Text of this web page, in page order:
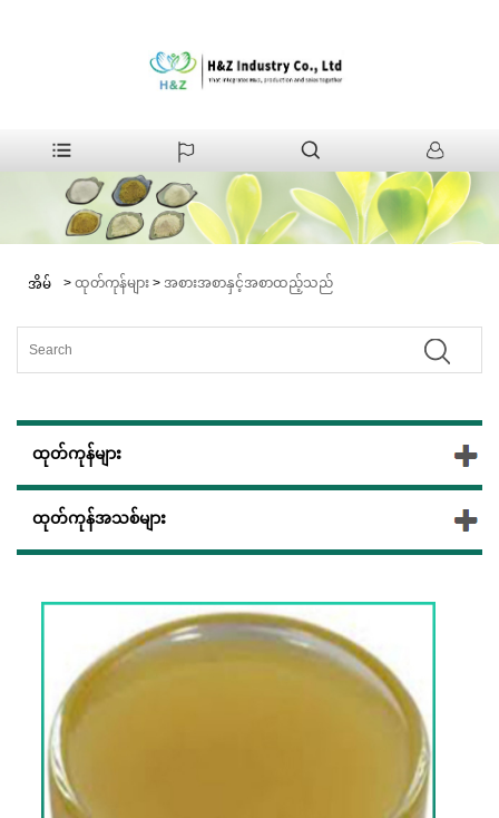
အိမ် > ထုတ်ကုန်များ > အစားအစာနှင့်အစာထည့်သည်
ထုတ်ကုန်များ
ထုတ်ကုန်အသစ်များ